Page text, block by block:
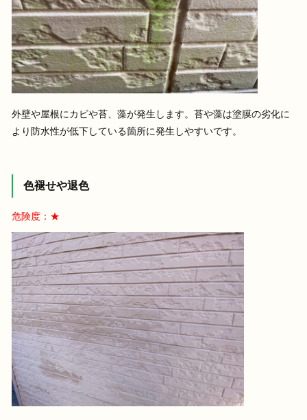
外壁や屋根にカビや苔、藻が発生します。苔や藻は塗膜の劣化に
より防水性が低下している箇所に発生しやすいです。
色褪せや退色
危険度：★